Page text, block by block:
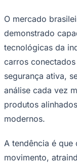
O mercado
demonstrado
tecnológicas da
carros
segurança ativa,
análise cada vez
produtos
modernos.
A tendência é
movimento,